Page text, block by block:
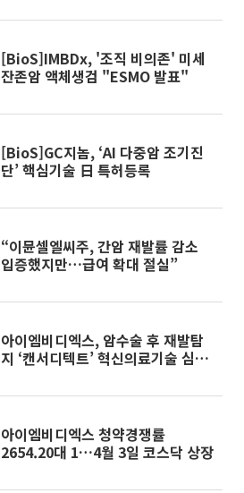
[BioS]IMBDx, '조직 비의존' 미세
잔존암 액체생검 "ESMO 발표"
[BioS]GC지놈, ‘AI 다중암 조기진
단’ 핵심기술 日 특허등록
“이뮨셀엘씨주, 간암 재발률 감소
입증했지만…급여 확대 절실”
아이엠비디엑스, 암수술 후 재발탐
지 ‘캔서디텍트’ 혁신의료기술 심사
아이엠비디엑스 청약경쟁률
2654.20대 1…4월 3일 코스닥 상장